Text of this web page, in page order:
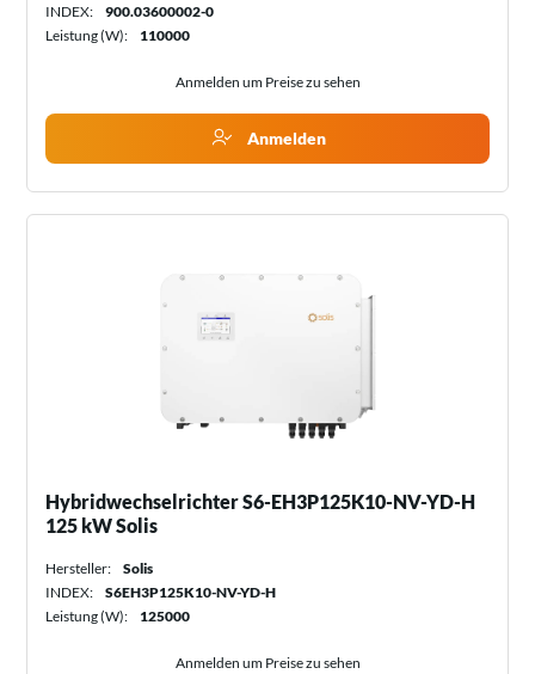
INDEX:
900.03600002-0
Leistung (W):
110000
Anmelden um Preise zu sehen
Anmelden
Hybridwechselrichter S6-EH3P125K10-NV-YD-H
125 kW Solis
Hersteller:
Solis
INDEX:
S6EH3P125K10-NV-YD-H
Leistung (W):
125000
Anmelden um Preise zu sehen